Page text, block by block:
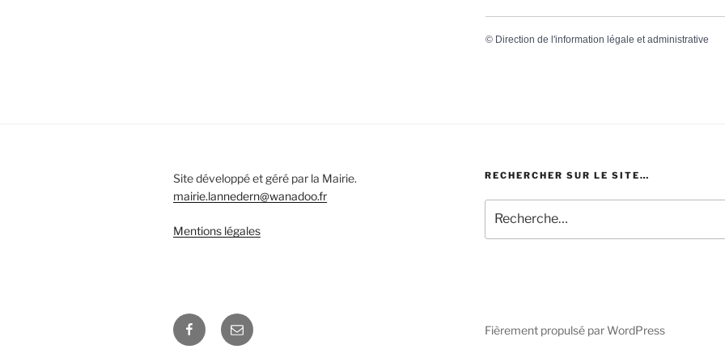
© Direction de l'information légale et administrative
Site développé et géré par la Mairie.
mairie.lannedern@wanadoo.fr
Mentions légales
RECHERCHER SUR LE SITE…
pour
:
Facebook
E-
mail
Fièrement propulsé par WordPress